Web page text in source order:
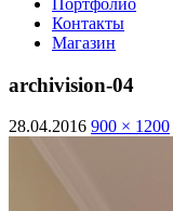
Портфолио
Контакты
Магазин
archivision-04
28.04.2016 900 × 1200